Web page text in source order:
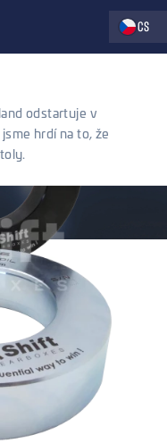
Zvolte
CS
odstartuje v
hrdí na to, že